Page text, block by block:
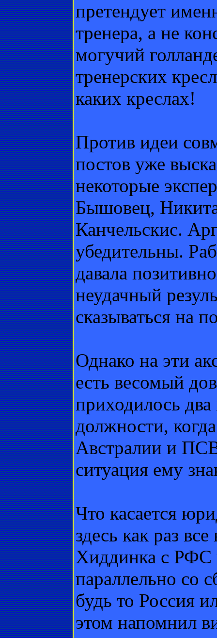
претендует
тренера, а не
могучий
тренерских
каких креслах!
Против идеи
постов уже
некоторые
Бышовец,
Канчельскис.
убедительны.
давала
неудачный
сказываться на
Однако на эти
есть весомый
приходилось два
должности,
Австралии и
ситуация ему
Что касается
здесь как раз
Хиддинка с РФС
параллельно со
будь то Россия
этом напомнил